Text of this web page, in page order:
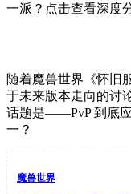
一派？点击查看深度
随着魔兽世界《怀旧
于未来版本走向的讨
话题是——PvP 到底应
一？
魔兽世界